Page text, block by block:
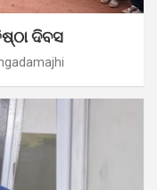
ଦିବସ